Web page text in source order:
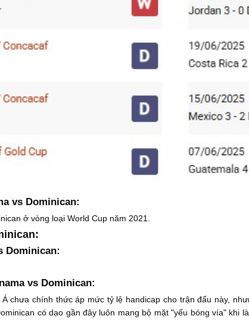
vs Dominican:
ở vòng loại World Cup năm 2021.
Dominican:
vs Dominican:
chưa chính thức áp mức tỷ lệ handicap cho trận đấu này,
có dạo gần đây luôn mang bộ mặt "yếu bóng vía" khi